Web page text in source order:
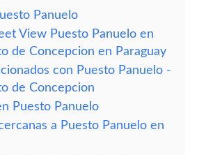
Panuelo
View Puesto Panuelo en
de Concepcion en Paraguay
con Puesto Panuelo -
de Concepcion
Puesto Panuelo
a Puesto Panuelo en